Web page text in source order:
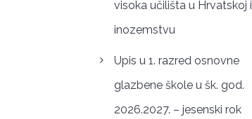
visoka učilišta u Hrvatskoj i
inozemstvu
Upis u 1. razred osnovne
glazbene škole u šk. god.
2026.2027. – jesenski rok